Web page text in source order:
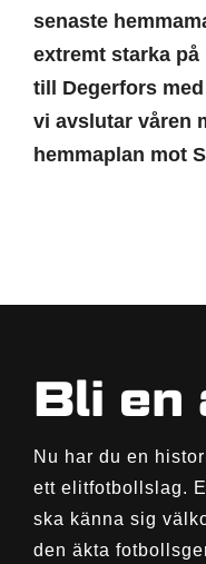
senaste
extremt starka på
till Degerfors
vi avslutar våren
hemmaplan mot
Bli en
Nu har du en
ett elitfotbollslag.
ska känna sig
den äkta